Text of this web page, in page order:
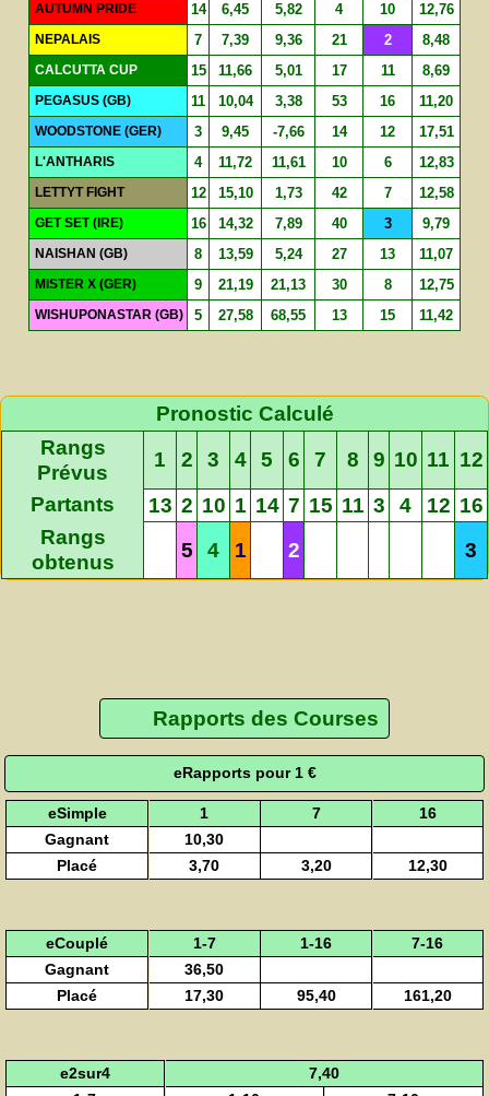
AUTUMN PRIDE 14 6,45 5,82 4 10 12,76
NEPALAIS 7 7,39 9,36 21 2 8,48
CALCUTTA CUP 15 11,66 5,01 17 11 8,69
PEGASUS (GB) 11 10,04 3,38 53 16 11,20
WOODSTONE (GER) 3 9,45 -7,66 14 12 17,51
L'ANTHARIS 4 11,72 11,61 10 6 12,83
LETTYT FIGHT 12 15,10 1,73 42 7 12,58
GET SET (IRE) 16 14,32 7,89 40 3 9,79
NAISHAN (GB) 8 13,59 5,24 27 13 11,07
MISTER X (GER) 9 21,19 21,13 30 8 12,75
WISHUPONASTAR (GB) 5 27,58 68,55 13 15 11,42
Pronostic Calculé
Rangs
Prévus
1 2 3 4 5 6 7 8 9 10 11 12
Partants
13 2 10 1 14 7 15 11 3 4 12 16
Rangs
obtenus
5 4 1 2 3
Rapports des Courses
eRapports pour 1 €
eSimple 1 7
16
Gagnant
10,30
Placé
3,70 3,20 12,30
eCouplé 1-7 1-16
7-16
Gagnant
36,50
Placé
17,30 95,40 161,20
e2sur4
7,40